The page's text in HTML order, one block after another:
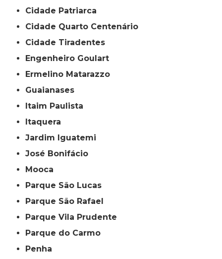
Cidade Patriarca
Cidade Quarto Centenário
Cidade Tiradentes
Engenheiro Goulart
Ermelino Matarazzo
Guaianases
Itaim Paulista
Itaquera
Jardim Iguatemi
José Bonifácio
Mooca
Parque São Lucas
Parque São Rafael
Parque Vila Prudente
Parque do Carmo
Penha